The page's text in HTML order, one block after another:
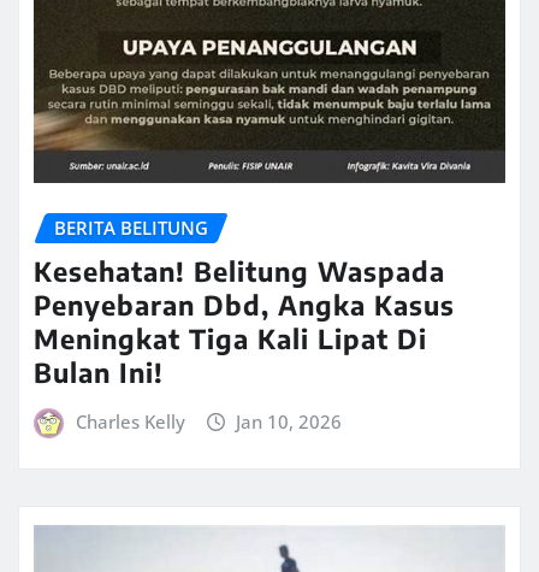
BERITA BELITUNG
Kesehatan! Belitung Waspada
Penyebaran Dbd, Angka Kasus
Meningkat Tiga Kali Lipat Di
Bulan Ini!
Charles Kelly Jan 10, 2026